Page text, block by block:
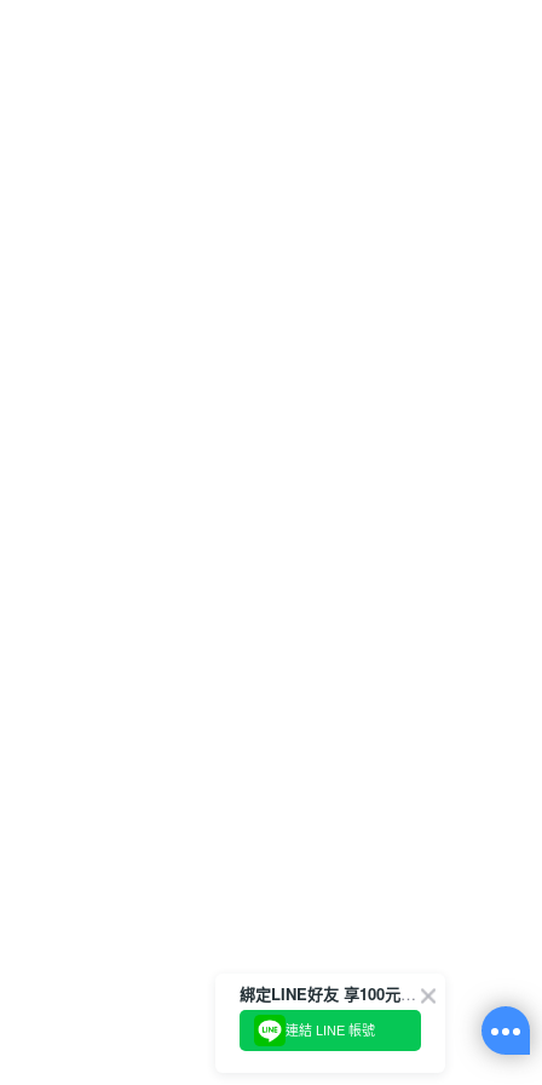
綁定LINE好友 享100元折價券
連結 LINE 帳號